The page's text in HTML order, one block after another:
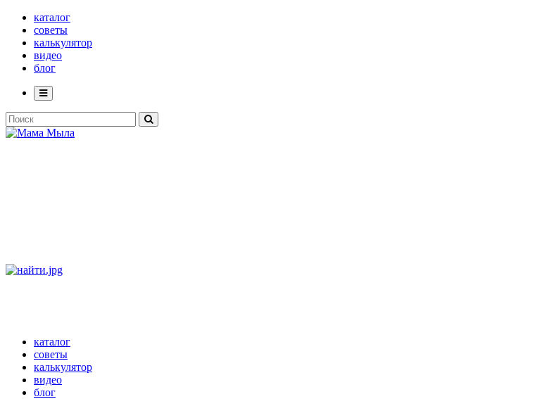
каталог
советы
калькулятор
видео
блог
каталог
советы
калькулятор
видео
блог